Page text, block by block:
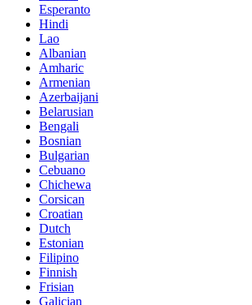
Esperanto
Hindi
Lao
Albanian
Amharic
Armenian
Azerbaijani
Belarusian
Bengali
Bosnian
Bulgarian
Cebuano
Chichewa
Corsican
Croatian
Dutch
Estonian
Filipino
Finnish
Frisian
Galician